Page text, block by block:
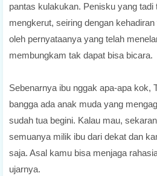
pantas kulakukan. Penisku yang tadi
mengkerut, seiring dengan
oleh pernyataanya yang telah
membungkam tak dapat bisa bicara.
Sebenarnya ibu nggak apa-apa kok,
bangga ada anak muda yang
sudah tua begini. Kalau mau,
semuanya milik ibu dari dekat dan
saja. Asal kamu bisa menjaga
ujarnya.